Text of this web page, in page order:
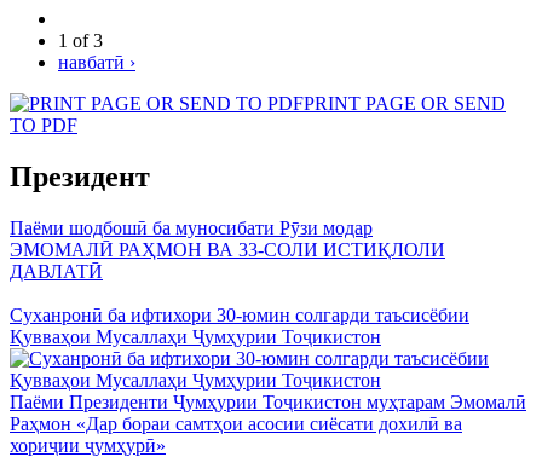
1 of 3
навбатӣ ›
PRINT PAGE OR SEND
TO PDF
Президент
Паёми шодбошӣ ба муносибати Рӯзи модар
ЭМОМАЛӢ РАҲМОН ВА 33-СОЛИ ИСТИҚЛОЛИ
ДАВЛАТӢ
Суханронӣ ба ифтихори 30-юмин солгарди таъсисёбии
Қувваҳои Мусаллаҳи Ҷумҳурии Тоҷикистон
Паёми Президенти Ҷумҳурии Тоҷикистон муҳтарам Эмомалӣ
Раҳмон «Дар бораи самтҳои асосии сиёсати дохилӣ ва
хориҷии ҷумҳурӣ»